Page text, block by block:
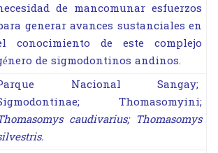
de mancomunar esfuerzos
generar avances sustanciales en
conocimiento de este complejo
de sigmodontinos andinos.
Nacional Sangay;
Thomasomyini;
caudivarius; Thomasomys